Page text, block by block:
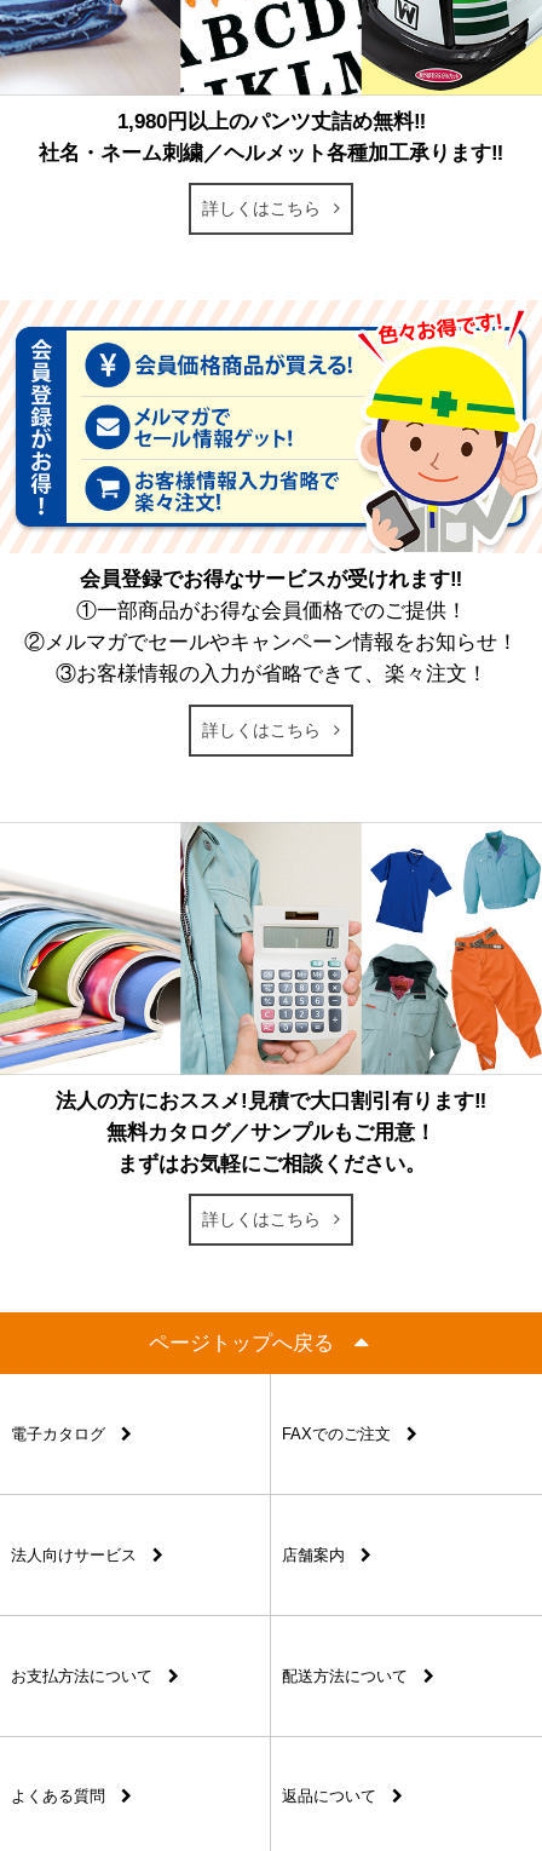
1,980円以上のパンツ丈詰め無料‼
社名・ネーム刺繍／ヘルメット各種加工承ります‼
詳しくはこちら
会員登録でお得なサービスが受けれます‼
①一部商品がお得な会員価格でのご提供！
②メルマガでセールやキャンペーン情報をお知らせ！
③お客様情報の入力が省略できて、楽々注文！
詳しくはこちら
法人の方におススメ!見積で大口割引有ります‼
無料カタログ／サンプルもご用意！
まずはお気軽にご相談ください。
詳しくはこちら
ページトップへ戻る
電子カタログ FAXでのご注文
法人向けサービス 店舗案内
お支払方法について 配送方法について
よくある質問 返品について